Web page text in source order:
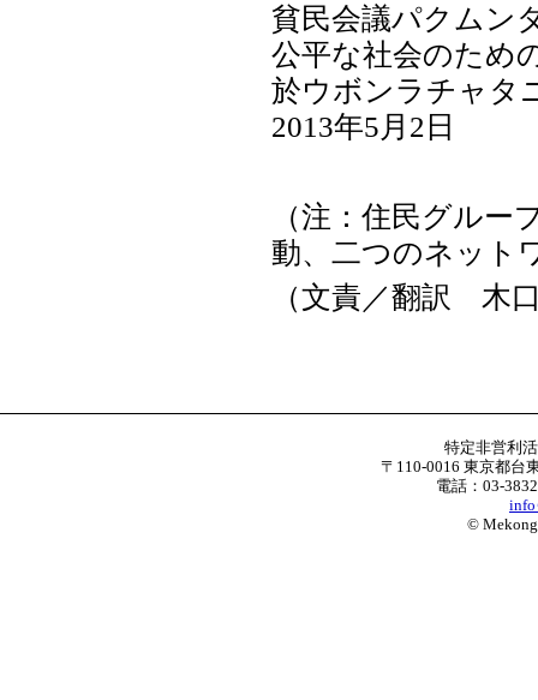
貧民会議パクムン
公平な社会のため
於ウボンラチャタ
2013年5月2日
（注：住民グル
動、二つのネット
（文責／翻訳 木
特定非営利
〒110-0016 東京都台
電話：03-
info
© Mekong